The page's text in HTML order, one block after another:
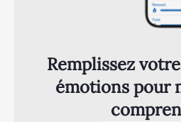
Remplissez
émotions pour